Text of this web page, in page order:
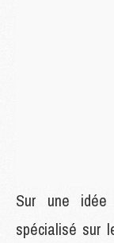
Sur une
spécialisé sur